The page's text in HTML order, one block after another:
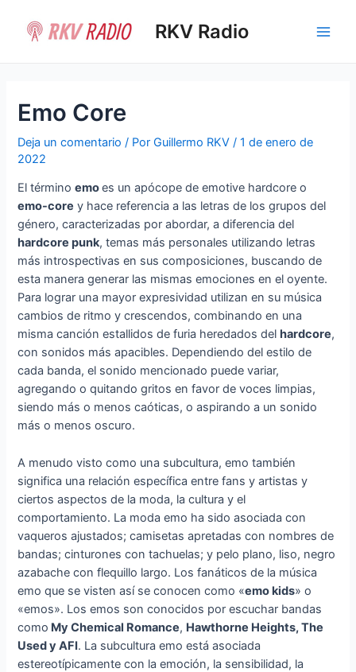
contenido
RKV Radio
Emo Core
Deja un comentario / PorGuillermo RKV/1 de enero de
2022
El términoemoes un apócope de emotive hardcore​ o
emo-core y hace referencia a las letras de los grupos del
género, caracterizadas por abordar, a diferencia del
hardcore punk, temas más personales utilizando letras
más introspectivas en sus composiciones, buscando de
esta manera generar las mismas emociones en el oyente.
Para lograr una mayor expresividad utilizan en su música
cambios de ritmo y crescendos, combinando en una
misma canción estallidos de furia heredados del hardcore,
con sonidos más apacibles. Dependiendo del estilo de
cada banda, el sonido mencionado puede variar,
agregando o quitando gritos en favor de voces limpias,
siendo más o menos caóticas, o aspirando a un sonido
más o menos oscuro.
A menudo visto como una subcultura, emo también
significa una relación específica entre fans y artistas y
ciertos aspectos de la moda, la cultura y el
comportamiento. La moda emo ha sido asociada con
vaqueros ajustados; camisetas apretadas con nombres de
bandas; cinturones con tachuelas; y pelo plano, liso, negro
azabache con flequillo largo. Los fanáticos de la música
emo que se visten así se conocen como «emo kids» o
«emos». Los emos son conocidos por escuchar bandas
como My Chemical Romance, Hawthorne Heights, The
Used y AFI. La subcultura emo está asociada
estereotípicamente con la emoción, la sensibilidad, la